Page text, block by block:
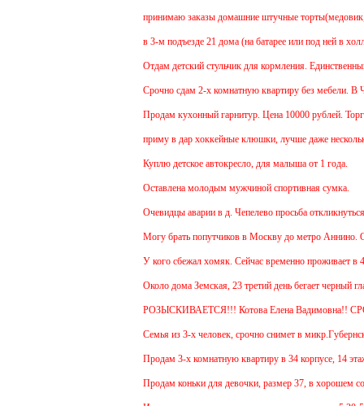
принимаю заказы домашние штучные торты(медовик,
в 3-м подъезде 21 дома (на батарее или под ней в
Отдам детский стульчик для кормления.
Срочно сдам 2-х комнатную квартиру без мебели. В
Продам кухонный гарнитур. Цена 10000 рублей. Торг
приму в дар хоккейные клюшки, лучше даже несколько:)
Куплю детское автокресло, для малыша от 1 года.
Оставлена молодым мужчиной спортивная сумка.
Очевидцы аварии в д. Чепелево просьба откликнуться.
Могу брать попутчиков в Москву до метро Аннино.
У кого сбежал хомяк. Сейчас временно проживает в
Около дома Земская, 23 третий день бегает черный
РОЗЫСКИВАЕТСЯ!!! Котова Елена Вадимовна!!
Семья из 3-х человек, срочно снимет в
Продам 3-х комнатную квартиру в 34 корпусе, 14
Продам коньки для девочки, размер 37, в хорошем